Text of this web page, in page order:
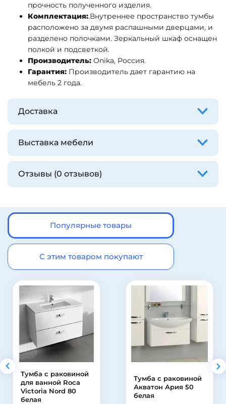
прочность полученного изделия.
Комплектация:.Внутреннее пространство тумбы
расположено за двумя распашными дверцами, и
разделено полочками. Зеркальный шкаф оснащен
полкой и подсветкой.
Производитель: Onika, Россия.
Гарантия: Производитель дает гарантию на
мебель 2 года.
Доставка
Выставка мебели
Отзывы (0 отзывов)
Популярные товары
С этим товаром покупают
Тумба с раковиной
для ванной Roca
Victoria Nord 80
белая
Тумба с раковиной
Акватон Ария 50
белая